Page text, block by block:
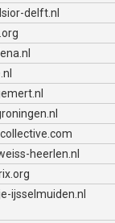
delft.nl
heerlen.nl
ijsselmuiden.nl